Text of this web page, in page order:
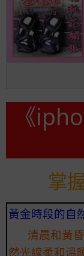
《
掌
黃金時段的自
清晨和黃
然光線柔和溫